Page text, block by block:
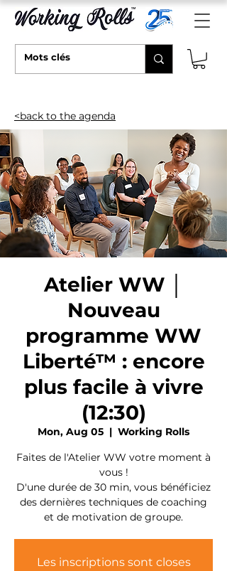
<back to the agenda
Atelier WW │
Nouveau
programme WW
Liberté™ : encore
plus facile à vivre
(12:30)
Mon, Aug 05
  |
Working Rolls
Faites de l'Atelier WW votre moment à
vous !
D'une durée de 30 min, vous bénéficiez
des dernières techniques de coaching
et de motivation de groupe.
Les inscriptions sont closes